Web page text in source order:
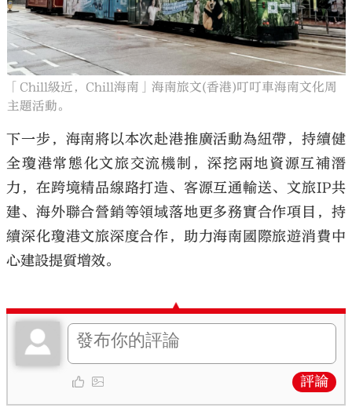
「Chill級近，Chill海南」海南旅文(香港)叮叮車海南文化周
主題活動。
下一步，海南將以本次赴港推廣活動為紐帶，持續健
全瓊港常態化文旅交流機制，深挖兩地資源互補潛
力，在跨境精品線路打造、客源互通輸送、文旅IP共
建、海外聯合營銷等領域落地更多務實合作項目，持
續深化瓊港文旅深度合作，助力海南國際旅遊消費中
心建設提質增效。
評論